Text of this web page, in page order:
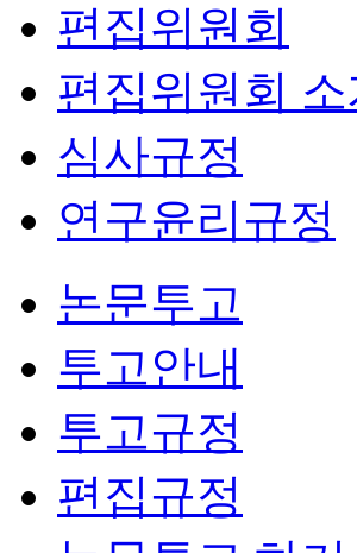
편집위원회
편집위원회 소
심사규정
연구윤리규정
논문투고
투고안내
투고규정
편집규정